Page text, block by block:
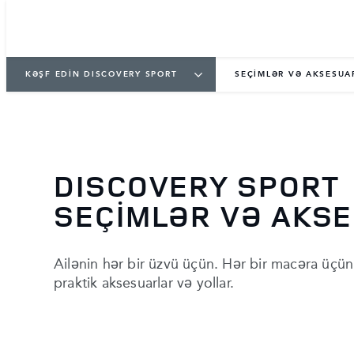
KƏŞF EDİN DISCOVERY SPORT SEÇİMLƏR VƏ
DISCOVERY SPORT
SEÇİMLƏR VƏ
Ailənin hər bir üzvü üçün. Hər bir macəra
praktik aksesuarlar və yollar.